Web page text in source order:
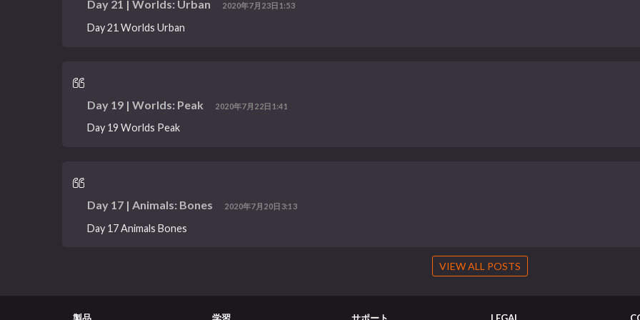
Day 21 | Worlds: Urban 2020年7月23日1:53
Day 21 Worlds Urban
Day 19 | Worlds: Peak 2020年7月22日1:41
Day 19 Worlds Peak
Day 17 | Animals: Bones 2020年7月20日3:13
Day 17 Animals Bones
VIEW ALL POSTS